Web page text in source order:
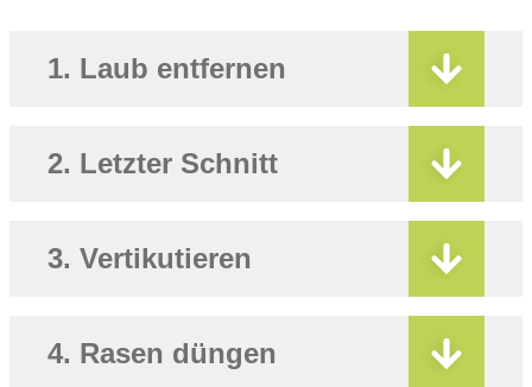
1. Laub entfernen
2. Letzter Schnitt
3. Vertikutieren
4. Rasen düngen